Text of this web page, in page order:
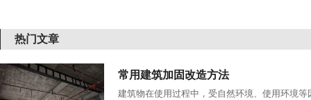
热门文章
常用建筑加固改造方法
建筑物在使用过程中，受自然环境、使用环境